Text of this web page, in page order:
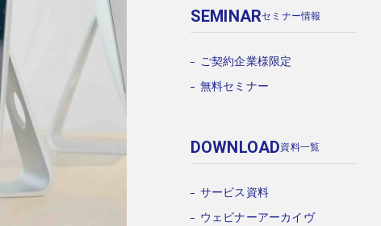
SEMINARセミナー情報
ご契約企業様限定
無料セミナー
DOWNLOAD資料一覧
サービス資料
ウェビナーアーカイヴ